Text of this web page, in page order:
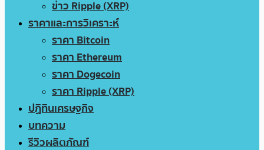
ข่าว Ripple (XRP)
ราคาและการวิเคราะห์
ราคา Bitcoin
ราคา Ethereum
ราคา Dogecoin
ราคา Ripple (XRP)
ปฏิทินเศรษฐกิจ
บทความ
รีวิวผลิตภัณฑ์